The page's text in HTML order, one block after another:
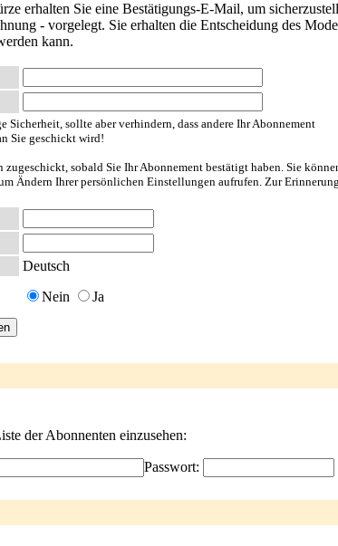
erhalten Sie eine Bestätigungs-E-Mail, um
- vorgelegt. Sie erhalten die Entscheidung des
kann.
Sicherheit, sollte aber verhindern, dass andere Ihr Abonnement
Sie geschickt wird!
sobald Sie Ihr Abonnement bestätigt haben. Sie
Ändern Ihrer persönlichen Einstellungen aufrufen. Zur
Deutsch
Nein Ja
der Abonnenten einzusehen:
Passwort: